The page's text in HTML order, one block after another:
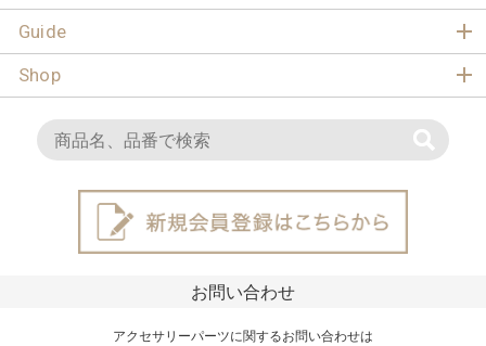
Guide
Shop
お問い合わせ
アクセサリーパーツに関するお問い合わせは